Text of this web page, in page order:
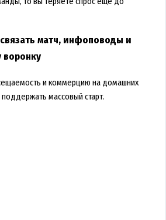
матч, инфоповоды и
воронку
и коммерцию на домашних
поддержать массовый старт.